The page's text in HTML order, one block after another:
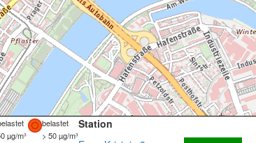
belastet
µg/m³ > 50 µg/m³
Station